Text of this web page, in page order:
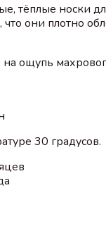
тёплые носки
они плотно
ощупь
30 градусов.